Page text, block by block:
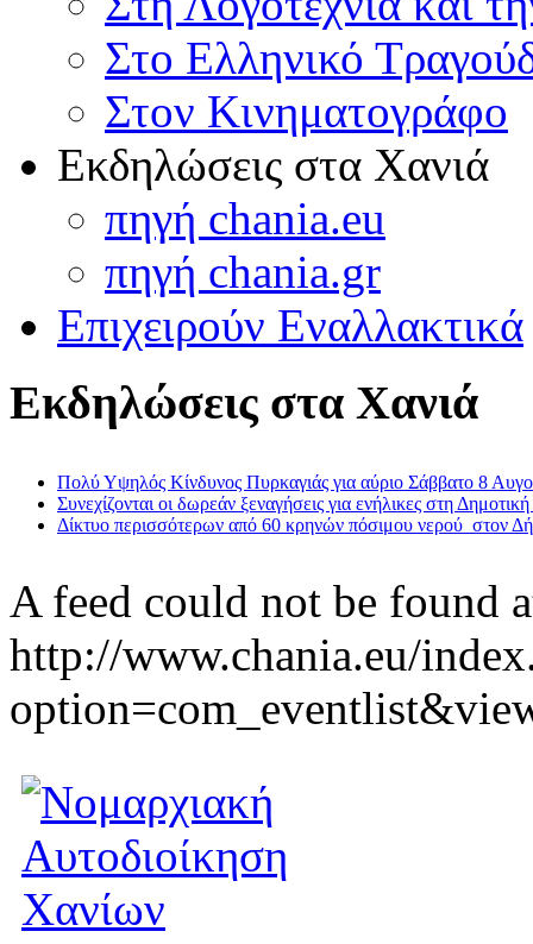
Στο Ελληνικό
Στον Κινηματογράφο
Εκδηλώσεις στα Χανιά
πηγή chania.eu
πηγή chania.gr
Επιχειρούν Εναλλακτικά
Εκδηλώσεις στα Χανιά
Πολύ Υψηλός Κίνδυνος Πυρκαγιάς για αύριο Σάββατο 8
Συνεχίζονται οι δωρεάν ξεναγήσεις για ενήλικες στη
Δίκτυο περισσότερων από 60 κρηνών πόσιμου νερού στον
A feed could not be found
http://www.chania.eu/